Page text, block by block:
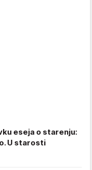
eseja o starenju:
U starosti